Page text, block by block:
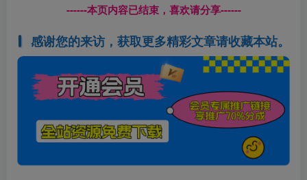
------本页内容已结束，喜欢请分享------
感谢您的来访，获取更多精彩文章请收藏本站。